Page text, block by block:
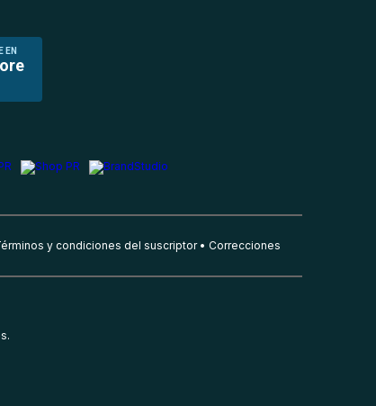
EN
y condiciones del suscriptor Correcciones